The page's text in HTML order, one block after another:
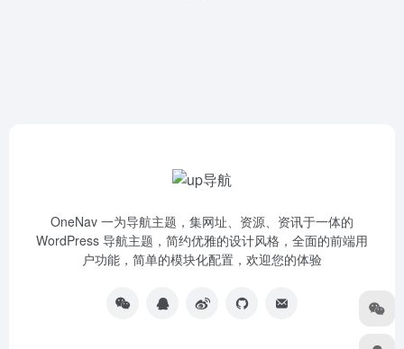
OneNav 一为导航主题，集网址、资源、资讯于一体的
WordPress 导航主题，简约优雅的设计风格，全面的前端用
户功能，简单的模块化配置，欢迎您的体验